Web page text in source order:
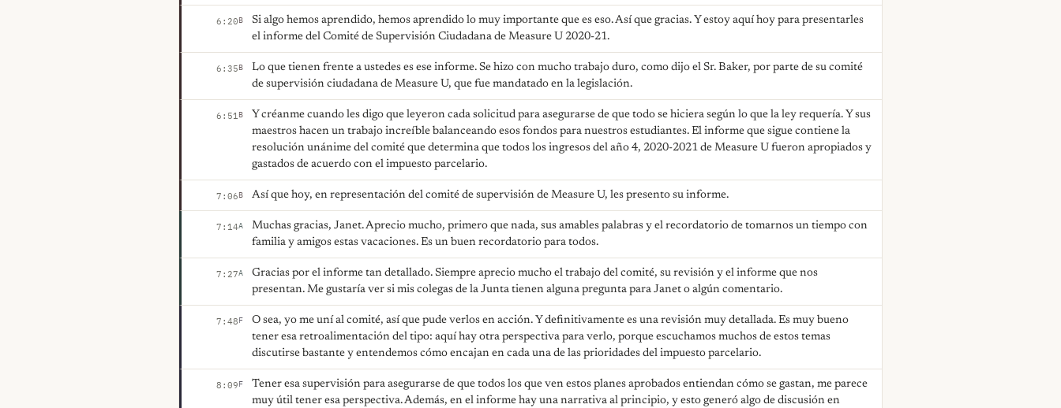
6:20B
Si algo hemos aprendido, hemos aprendido lo muy importante que es eso. Así que gracias. Y estoy aquí hoy para presentarles
el informe del Comité de Supervisión Ciudadana de Measure U 2020-21.
6:35B
Lo que tienen frente a ustedes es ese informe. Se hizo con mucho trabajo duro, como dijo el Sr. Baker, por parte de su comité
de supervisión ciudadana de Measure U, que fue mandatado en la legislación.
6:51B
Y créanme cuando les digo que leyeron cada solicitud para asegurarse de que todo se hiciera según lo que la ley requería. Y sus
maestros hacen un trabajo increíble balanceando esos fondos para nuestros estudiantes. El informe que sigue contiene la
resolución unánime del comité que determina que todos los ingresos del año 4, 2020-2021 de Measure U fueron apropiados y
gastados de acuerdo con el impuesto parcelario.
7:06B Así que hoy, en representación del comité de supervisión de Measure U, les presento su informe.
7:14A
Muchas gracias, Janet. Aprecio mucho, primero que nada, sus amables palabras y el recordatorio de tomarnos un tiempo con
familia y amigos estas vacaciones. Es un buen recordatorio para todos.
7:27A
Gracias por el informe tan detallado. Siempre aprecio mucho el trabajo del comité, su revisión y el informe que nos
presentan. Me gustaría ver si mis colegas de la Junta tienen alguna pregunta para Janet o algún comentario.
7:48F
O sea, yo me uní al comité, así que pude verlos en acción. Y definitivamente es una revisión muy detallada. Es muy bueno
tener esa retroalimentación del tipo: aquí hay otra perspectiva para verlo, porque escuchamos muchos de estos temas
discutirse bastante y entendemos cómo encajan en cada una de las prioridades del impuesto parcelario.
8:09F
Tener esa supervisión para asegurarse de que todos los que ven estos planes aprobados entiendan cómo se gastan, me parece
muy útil tener esa perspectiva. Además, en el informe hay una narrativa al principio, y esto generó algo de discusión en